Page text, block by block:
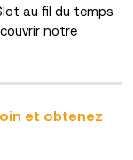
au fil du temps
notre
et obtenez